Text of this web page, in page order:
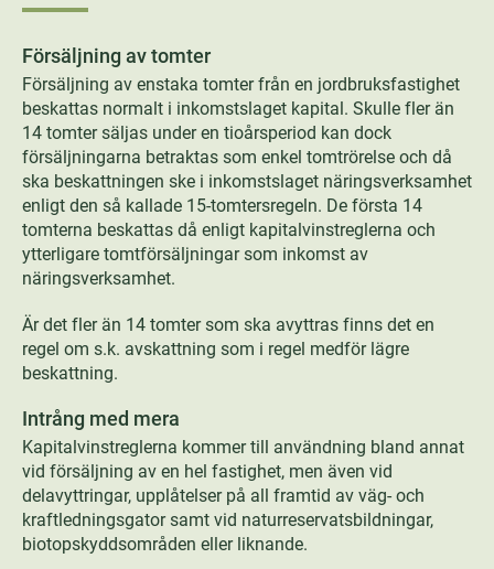
Försäljning av tomter
Försäljning av enstaka tomter från en jordbruksfastighet
beskattas normalt i inkomstslaget kapital. Skulle fler än
14 tomter säljas under en tioårsperiod kan dock
försäljningarna betraktas som enkel tomtrörelse och då
ska beskattningen ske i inkomstslaget näringsverksamhet
enligt den så kallade 15-tomtersregeln. De första 14
tomterna beskattas då enligt kapitalvinstreglerna och
ytterligare tomtförsäljningar som inkomst av
näringsverksamhet.
Är det fler än 14 tomter som ska avyttras finns det en
regel om s.k. avskattning som i regel medför lägre
beskattning.
Intrång med mera
Kapitalvinstreglerna kommer till användning bland annat
vid försäljning av en hel fastighet, men även vid
delavyttringar, upplåtelser på all framtid av väg- och
kraftledningsgator samt vid naturreservatsbildningar,
biotopskyddsområden eller liknande.